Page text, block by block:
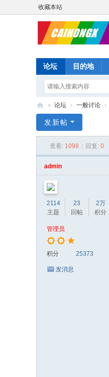
收藏本站
论坛 目的地
虹
» 论坛 › 一般讨论 ›
发新帖
查看: 1098 回复: 0
admin
2114
主题
23
回帖
2万
积分
管理员
积分 25373
发消息